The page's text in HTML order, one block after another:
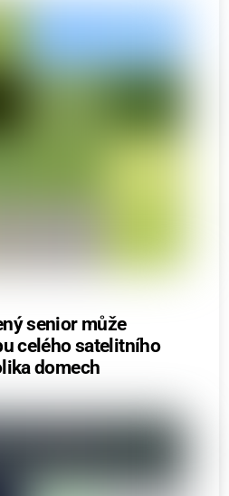
senior může
celého satelitního
domech